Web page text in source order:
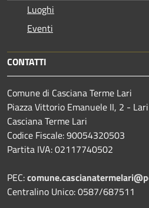
Luoghi
Eventi
CONTATTI
Comune di Casciana Terme Lari
Piazza Vittorio Emanuele II, 2 -
Casciana Terme Lari
Codice Fiscale: 90054320503
Partita IVA: 02117740502
PEC:
Centralino Unico: 0587/687511